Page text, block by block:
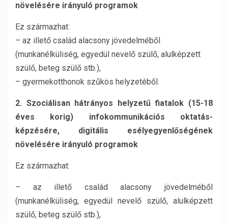
növelésére irányuló programok
Ez származhat:
– az illető család alacsony jövedelméből
(munkanélküliség, egyedül nevelő szülő, alulképzett
szülő, beteg szülő stb.),
– gyermekotthonok szűkös helyzetéből.
2. Szociálisan hátrányos helyzetű fiatalok (15-18
éves korig) infokommunikációs oktatás-
képzésére, digitális esélyegyenlőségének
növelésére irányuló programok
Ez származhat:
– az illető család alacsony jövedelméből
(munkanélküliség, egyedül nevelő szülő, alulképzett
szülő, beteg szülő stb.),